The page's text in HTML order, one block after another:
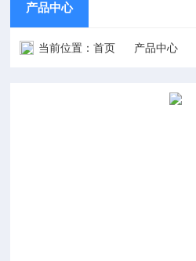
产品中心
当前位置：首页 产品中心